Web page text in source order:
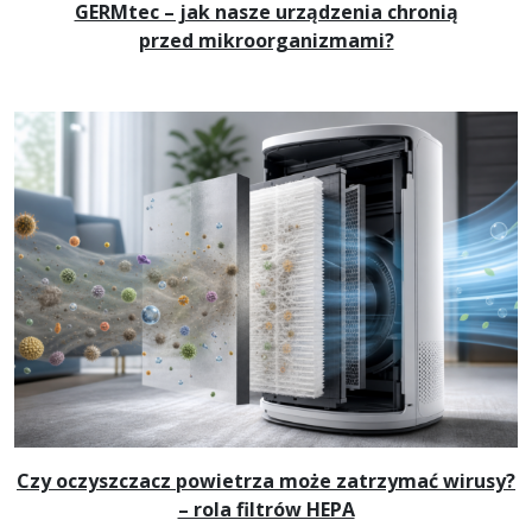
GERMtec – jak nasze urządzenia chronią
przed mikroorganizmami?
Czy oczyszczacz powietrza może zatrzymać wirusy?
– rola filtrów HEPA